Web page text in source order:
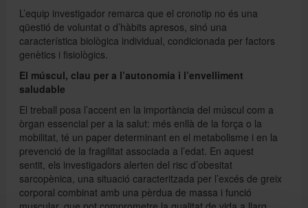
L’equip investigador remarca que el cronotip no és una
qüestió de voluntat o d’hàbits apresos, sinó una
característica biològica individual, condicionada per factors
genètics i fisiològics.
El múscul, clau per a l’autonomia i l’envelliment
saludable
El treball posa l’accent en la importància del múscul com a
òrgan essencial per a la salut: més enllà de la força o la
mobilitat, té un paper determinant en el metabolisme i en la
prevenció de la fragilitat associada a l’edat. En aquest
sentit, els investigadors alerten del risc d’obesitat
sarcopènica, una situació caracteritzada per l’excés de greix
corporal combinat amb una pèrdua de massa i funció